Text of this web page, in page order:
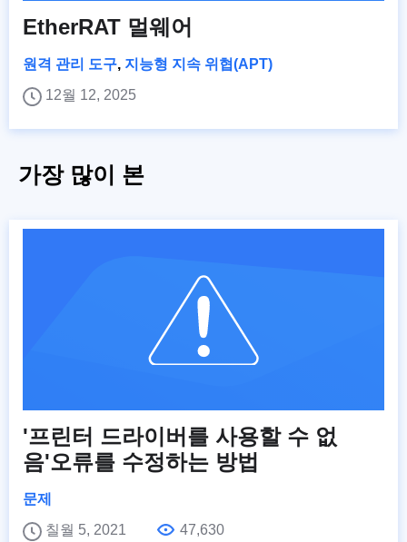
EtherRAT 멀웨어
원격 관리 도구, 지능형 지속 위협(APT)
12월 12, 2025
가장 많이 본
'프린터 드라이버를 사용할 수 없
음'오류를 수정하는 방법
문제
칠월 5, 2021
47,630